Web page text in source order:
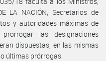
LA NACIÓN, Secretarios de
y autoridades máximas de
las designaciones
dispuestas, en las mismas
últimas prórrogas.